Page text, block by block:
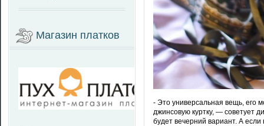
- Это универсальная вещь, его
джинсовую куртку, — советует
будет вечерний вариант. А если
Магазин платков